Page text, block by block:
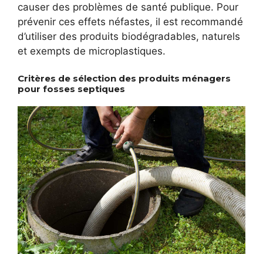
causer des problèmes de santé publique. Pour
prévenir ces effets néfastes, il est recommandé
d’utiliser des produits biodégradables, naturels
et exempts de microplastiques.
Critères de sélection des produits ménagers
pour fosses septiques